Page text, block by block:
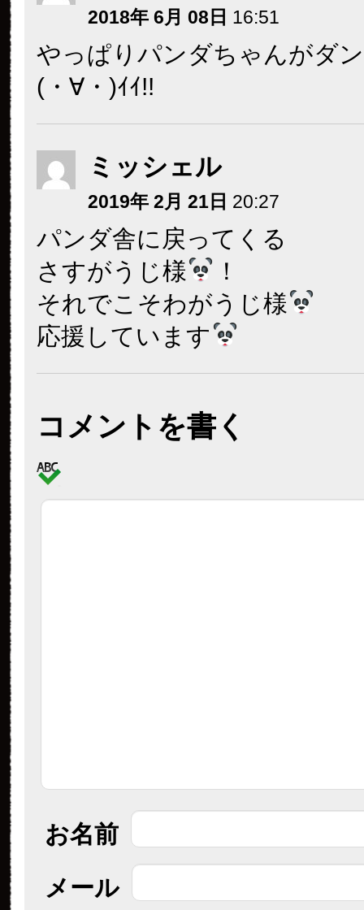
2018年 6月 08日 16:51
やっぱりパンダちゃんがダ
(・∀・)ｲｲ!!
ミッシェル
2019年 2月 21日 20:27
パンダ舎に戻ってくる
さすがうじ様
！
それでこそわがうじ様
応援しています
コメントを書く
お名前
メール